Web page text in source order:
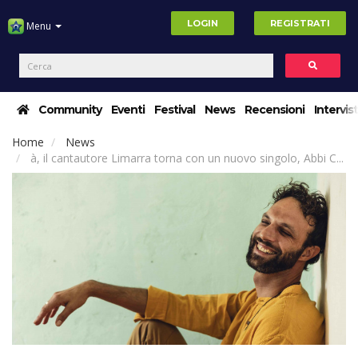
Menu LOGIN REGISTRATI
Community Eventi Festival News Recensioni
Home
News
à, il cantautore Limarra torna con un nuovo singolo, Abbi C...